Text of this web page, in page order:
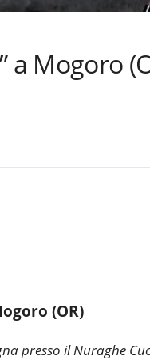
a Mogoro
(OR)
presso il Nuraghe